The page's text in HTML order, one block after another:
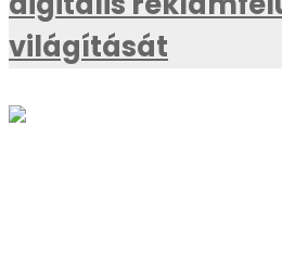
világítását